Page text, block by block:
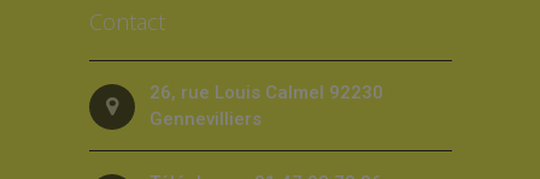
Contact
26, rue Louis Calmel 92230
Gennevilliers